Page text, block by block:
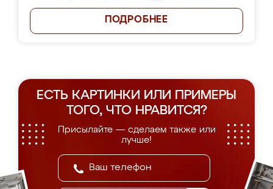
ПОДРОБНЕЕ
ЕСТЬ КАРТИНКИ ИЛИ ПРИМЕРЫ
ТОГО, ЧТО НРАВИТСЯ?
Присылайте — сделаем также или
лучше!